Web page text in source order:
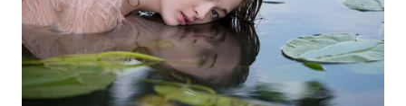
WN
DAIRI
WN
DANAU